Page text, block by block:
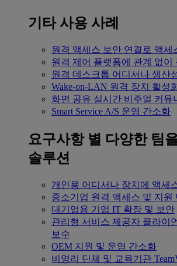
기타 사용 사례
원격 액세스 보안 연결로 액세
원격 제어 플랫폼에 관계 없이
원격 데스크톱 어디서나 생산
Wake-on-LAN 원격 장치 활성
화면 공유 실시간 비주얼 커뮤
Smart Service A/S 운영 간소화
요구사항 별 다양한 팀
솔루션
개인용 어디서나 장치에 액세
중소기업 원격 액세스 및 지원
대기업용 기업 IT 확장 및 보안
관리형 서비스 제공자 클라이
보수
OEM 지원 및 운영 간소화
비영리 단체 및 교육기관